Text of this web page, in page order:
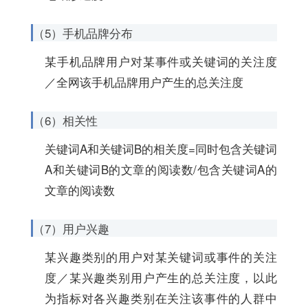
（5）手机品牌分布
某手机品牌用户对某事件或关键词的关注度
／全网该手机品牌用户产生的总关注度
（6）相关性
关键词A和关键词B的相关度=同时包含关键词
A和关键词B的文章的阅读数/包含关键词A的
文章的阅读数
（7）用户兴趣
某兴趣类别的用户对某关键词或事件的关注
度／某兴趣类别用户产生的总关注度，以此
为指标对各兴趣类别在关注该事件的人群中